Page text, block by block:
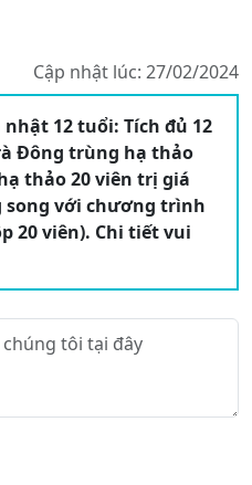
Cập nhật lúc: 27/02/2024
12 tuổi: Tích đủ 12
Đông trùng hạ thảo
thảo 20 viên trị giá
song với chương trình
20 viên). Chi tiết vui